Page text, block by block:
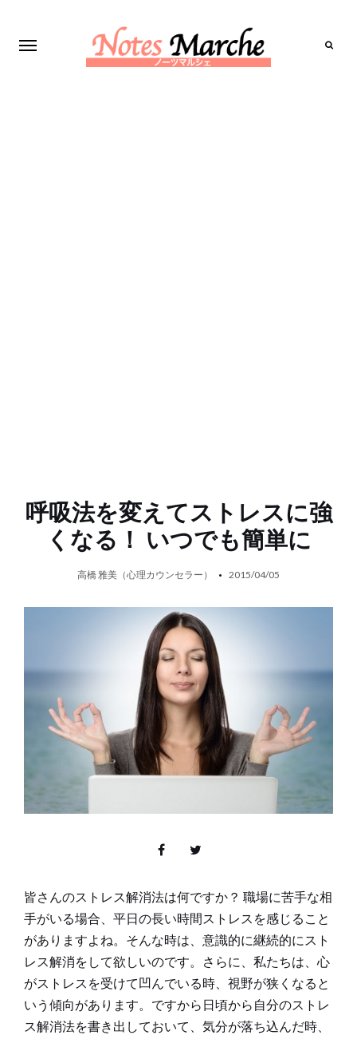
呼吸法を変えてストレスに強
くなる！ いつでも簡単に
高橋 雅美（心理カウンセラー） 2015/04/05
皆さんのストレス解消法は何ですか？ 職場に苦手な相
手がいる場合、平日の長い時間ストレスを感じること
がありますよね。そんな時は、意識的に継続的にスト
レス解消をして欲しいのです。さらに、私たちは、心
がストレスを受けて凹んでいる時、視野が狭くなると
いう傾向があります。ですから日頃から自分のストレ
ス解消法を書き出しておいて、気分が落ち込んだ時、